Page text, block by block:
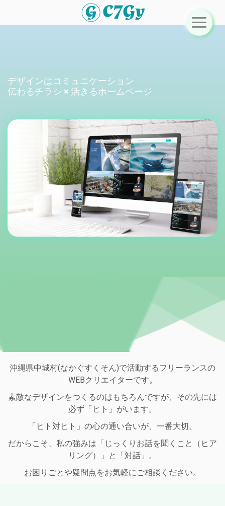
デザインはコミュニケーション
伝わるチラシ × 活きるホームページ
沖縄県中城村(なかぐすくそん)で活動するフリーランスの
WEBクリエイターです。
素敵なデザインをつくるのはもちろんですが、その先には
必ず「ヒト」がいます。
「ヒト対ヒト」の心の通い合いが、一番大切。
だからこそ、私の強みは「じっくりお話を聞くこと（ヒア
リング）」と「対話」。
お困りごとや疑問点をお気軽にご相談ください。